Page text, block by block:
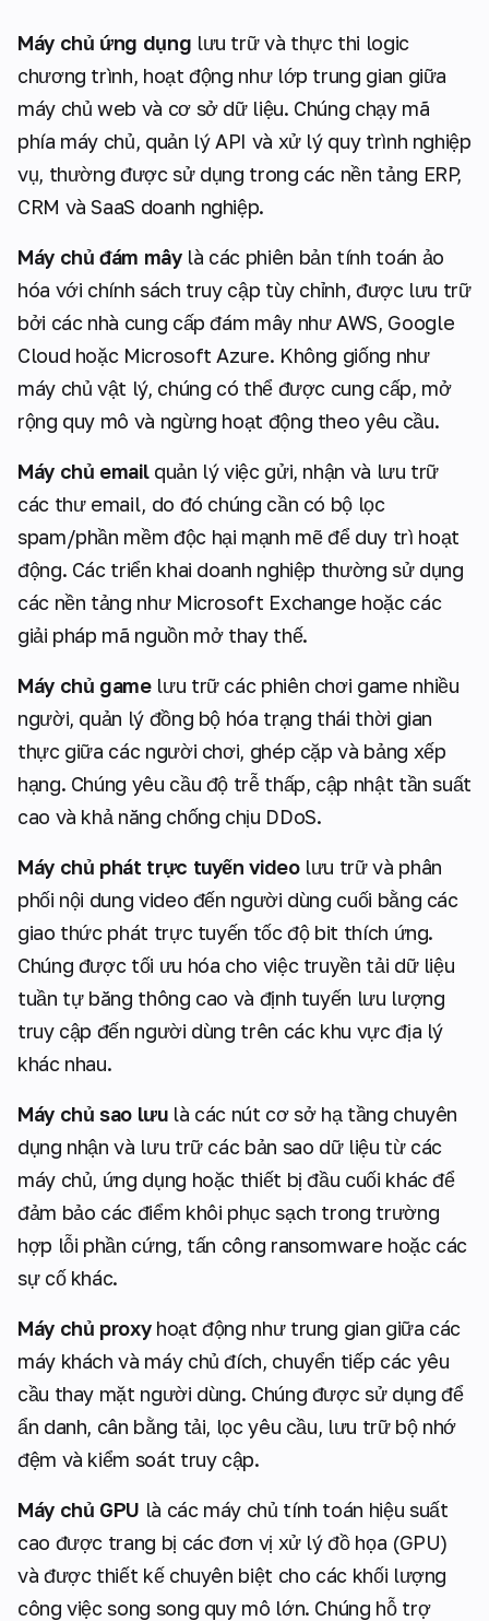
Máy chủ ứng dụng lưu trữ và thực thi logic
chương trình, hoạt động như lớp trung gian giữa
máy chủ web và cơ sở dữ liệu. Chúng chạy mã
phía máy chủ, quản lý API và xử lý quy trình nghiệp
vụ, thường được sử dụng trong các nền tảng ERP,
CRM và SaaS doanh nghiệp.
Máy chủ đám mâylà các phiên bản tính toán ảo
hóa với chính sách truy cập tùy chỉnh, được lưu trữ
bởi các nhà cung cấp đám mây như AWS, Google
Cloud hoặc Microsoft Azure. Không giống như
máy chủ vật lý, chúng có thể được cung cấp, mở
rộng quy mô và ngừng hoạt động theo yêu cầu.
Máy chủ emailquản lý việc gửi, nhận và lưu trữ
các thư email, do đó chúng cần có bộ lọc
spam/phần mềm độc hại mạnh mẽ để duy trì hoạt
động. Các triển khai doanh nghiệp thường sử dụng
các nền tảng như Microsoft Exchange hoặc các
giải pháp mã nguồn mở thay thế.
Máy chủ gamelưu trữ các phiên chơi game nhiều
người, quản lý đồng bộ hóa trạng thái thời gian
thực giữa các người chơi, ghép cặp và bảng xếp
hạng. Chúng yêu cầu độ trễ thấp, cập nhật tần suất
cao và khả năng chống chịu DDoS.
Máy chủ phát trực tuyến videolưu trữ và phân
phối nội dung video đến người dùng cuối bằng các
giao thức phát trực tuyến tốc độ bit thích ứng.
Chúng được tối ưu hóa cho việc truyền tải dữ liệu
tuần tự băng thông cao và định tuyến lưu lượng
truy cập đến người dùng trên các khu vực địa lý
khác nhau.
Máy chủ sao lưulà các nút cơ sở hạ tầng chuyên
dụng nhận và lưu trữ các bản sao dữ liệu từ các
máy chủ, ứng dụng hoặc thiết bị đầu cuối khác để
đảm bảo các điểm khôi phục sạch trong trường
hợp lỗi phần cứng, tấn công ransomware hoặc các
sự cố khác.
Máy chủ proxyhoạt động như trung gian giữa các
máy khách và máy chủ đích, chuyển tiếp các yêu
cầu thay mặt người dùng. Chúng được sử dụng để
ẩn danh, cân bằng tải, lọc yêu cầu, lưu trữ bộ nhớ
đệm và kiểm soát truy cập.
Máy chủ GPU là các máy chủ tính toán hiệu suất
cao được trang bị các đơn vị xử lý đồ họa (GPU)
và được thiết kế chuyên biệt cho các khối lượng
công việc song song quy mô lớn. Chúng hỗ trợ